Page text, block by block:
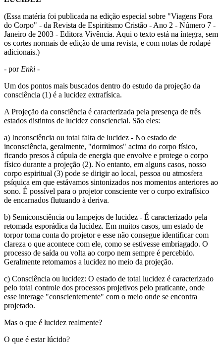
(Essa matéria foi publicada na edição especial sobre "Viagens Fora
do Corpo" - da Revista de Espiritismo Cristão - Ano 2 - Número 7 -
Janeiro de 2003 - Editora Vivência. Aqui o texto está na íntegra, sem
os cortes normais de edição de uma revista, e com notas de rodapé
adicionais.)
- por Enki -
Um dos pontos mais buscados dentro do estudo da projeção da
consciência (1) é a lucidez extrafísica.
A Projeção da consciência é caracterizada pela presença de três
estados distintos de lucidez consciencial. São eles:
a) Inconsciência ou total falta de lucidez - No estado de
inconsciência, geralmente, "dormimos" acima do corpo físico,
ficando presos à cúpula de energia que envolve e protege o corpo
físico durante a projeção (2). No entanto, em alguns casos, nosso
corpo espiritual (3) pode se dirigir ao local, pessoa ou atmosfera
psíquica em que estávamos sintonizados nos momentos anteriores ao
sono. É possível para o projetor consciente ver o corpo extrafísico
de encarnados flutuando à deriva.
b) Semiconsciência ou lampejos de lucidez - É caracterizado pela
retomada esporádica da lucidez. Em muitos casos, um estado de
torpor toma conta do projetor e esse não consegue identificar com
clareza o que acontece com ele, como se estivesse embriagado. O
processo de saída ou volta ao corpo nem sempre é percebido.
Geralmente retomamos a lucidez no meio da projeção.
c) Consciência ou lucidez: O estado de total lucidez é caracterizado
pelo total controle dos processos projetivos pelo praticante, onde
esse interage "conscientemente" com o meio onde se encontra
projetado.
Mas o que é lucidez realmente?
O que é estar lúcido?